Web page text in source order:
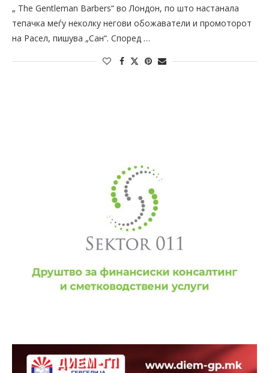
„ The Gentleman Barbers“ во Лондон, по што настанала
тепачка меѓу неколку негови обожаватели и промоторот
на Расел, пишува „Сан“. Според …